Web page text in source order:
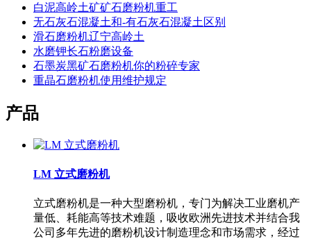
白泥高岭土矿矿石磨粉机重工
无石灰石混凝土和-有石灰石混凝土区别
滑石磨粉机辽宁高岭土
水磨钾长石粉磨设备
石墨炭黑矿石磨粉机你的粉碎专家
重晶石磨粉机使用维护规定
产品
LM 立式磨粉机
立式磨粉机是一种大型磨粉机，专门为解决工业磨机产
量低、耗能高等技术难题，吸收欧洲先进技术并结合我
公司多年先进的磨粉机设计制造理念和市场需求，经过